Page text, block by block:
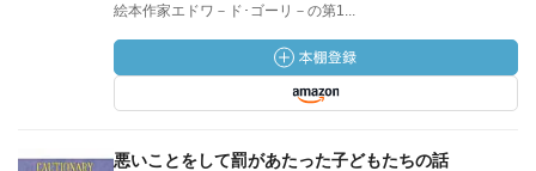
絵本作家エドワ－ド･ゴーリ－の第1...
悪いことをして罰があたった子どもたちの話